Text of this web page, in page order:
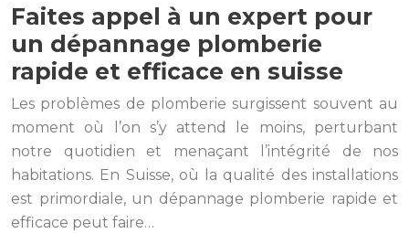
Faites appel à un expert pour
un dépannage plomberie
rapide et efficace en suisse
Les problèmes de plomberie surgissent souvent au
moment où l’on s’y attend le moins, perturbant
notre quotidien et menaçant l’intégrité de nos
habitations. En Suisse, où la qualité des installations
est primordiale, un dépannage plomberie rapide et
efficace peut faire…